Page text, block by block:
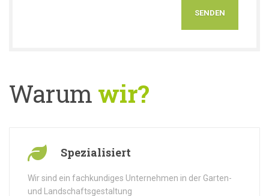
Warum wir?
Spezialisiert
Wir sind ein fachkundiges Unternehmen in der Garten-
und Landschaftsgestaltung